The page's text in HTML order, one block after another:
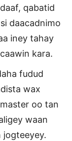
qabatid
daacadnimo
iney tahay
kara.
fudud
wax
oo tan
waan
jogteeyey.